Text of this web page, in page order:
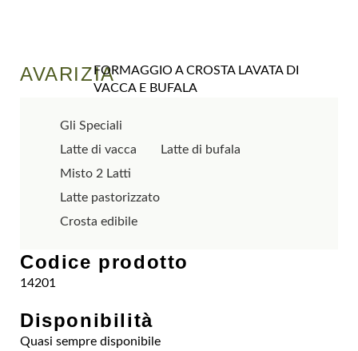
AVARIZIAFORMAGGIO A CROSTA LAVATA DI
VACCA E BUFALA
Gli Speciali
Latte di vacca
Latte di bufala
Misto 2 Latti
Latte pastorizzato
Crosta edibile
Codice prodotto
14201
Disponibilità
Quasi sempre disponibile